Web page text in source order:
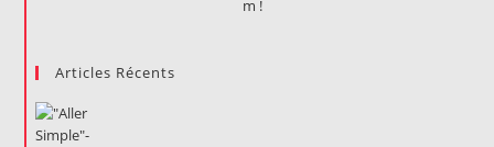
Articles Récents